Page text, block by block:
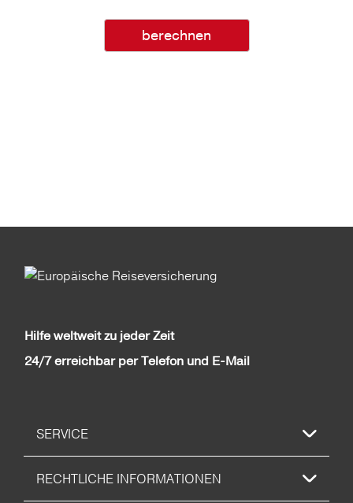
berechnen
Hilfe weltweit zu jeder Zeit
24/7 erreichbar per Telefon und E-Mail
SERVICE
RECHTLICHE INFORMATIONEN